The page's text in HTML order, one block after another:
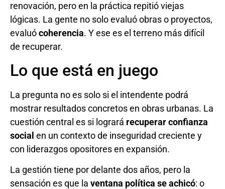
renovación, pero en la práctica repitió viejas
lógicas. La gente no solo evaluó obras o proyectos,
evaluócoherencia. Y ese es el terreno más difícil
de recuperar.
Lo que está en juego
La pregunta no es solo si el intendente podrá
mostrar resultados concretos en obras urbanas. La
cuestión central es si logrará recuperar confianza
social en un contexto de inseguridad creciente y
con liderazgos opositores en expansión.
La gestión tiene por delante dos años, pero la
sensación es que la ventana política se achicó: o